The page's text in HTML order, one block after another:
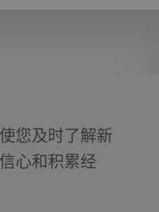
您及时了解新
心和积累经